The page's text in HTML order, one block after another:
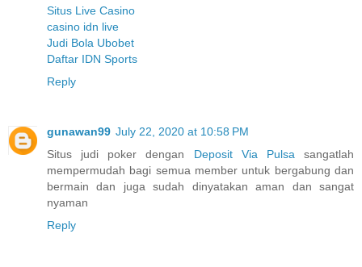
Situs Live Casino
casino idn live
Judi Bola Ubobet
Daftar IDN Sports
Reply
gunawan99 July 22, 2020 at 10:58 PM
Situs judi poker dengan Deposit Via Pulsa sangatlah
mempermudah bagi semua member untuk bergabung dan
bermain dan juga sudah dinyatakan aman dan sangat
nyaman
Reply